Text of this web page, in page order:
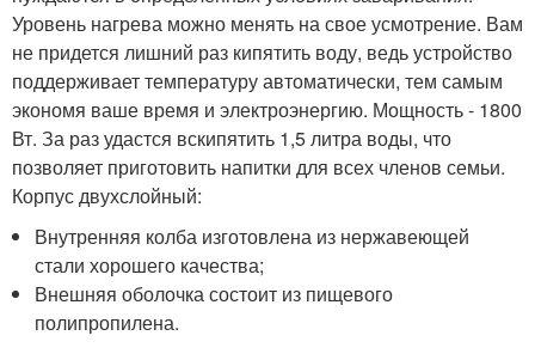
Уровень нагрева можно менять на свое усмотрение. Вам
не придется лишний раз кипятить воду, ведь устройство
поддерживает температуру автоматически, тем самым
экономя ваше время и электроэнергию. Мощность - 1800
Вт. За раз удастся вскипятить 1,5 литра воды, что
позволяет приготовить напитки для всех членов семьи.
Корпус двухслойный:
Внутренняя колба изготовлена из нержавеющей
стали хорошего качества;
Внешняя оболочка состоит из пищевого
полипропилена.